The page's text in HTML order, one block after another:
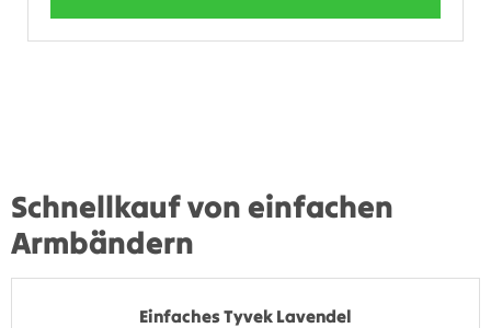
Schnellkauf von einfachen
Armbändern
Einfaches Tyvek Lavendel